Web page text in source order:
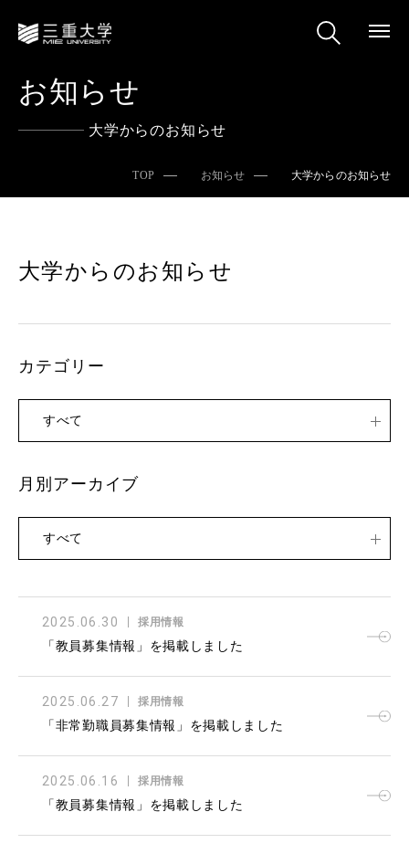
お知らせ
大学からのお知らせ
TOP お知らせ 大学からのお知らせ
2025.06.30 採用情報
「教員募集情報」を掲載しました
2025.06.27 採用情報
「非常勤職員募集情報」を掲載しました
2025.06.16 採用情報
「教員募集情報」を掲載しました
大学からのお知らせ
カテゴリー
すべて
月別アーカイブ
すべて